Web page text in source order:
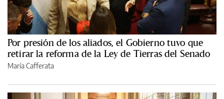
Por presión de los aliados, el Gobierno tuvo que
retirar la reforma de la Ley de Tierras del Senado
María Cafferata